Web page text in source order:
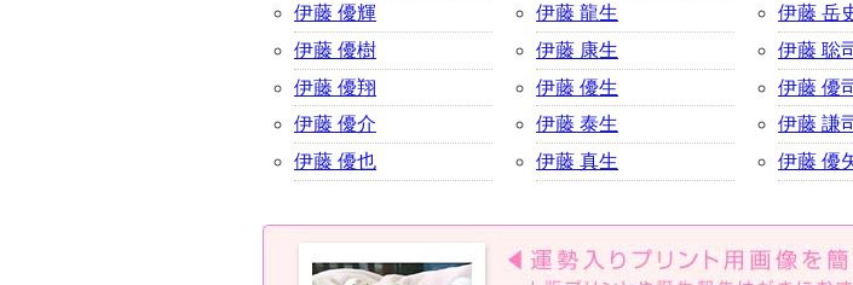
伊藤 優輝
伊藤 優樹
伊藤 優翔
伊藤 優介
伊藤 優也
伊藤 龍生
伊藤 康生
伊藤 優生
伊藤 泰生
伊藤 真生
伊藤 岳
伊藤 聡
伊藤 優
伊藤 謙
伊藤 優